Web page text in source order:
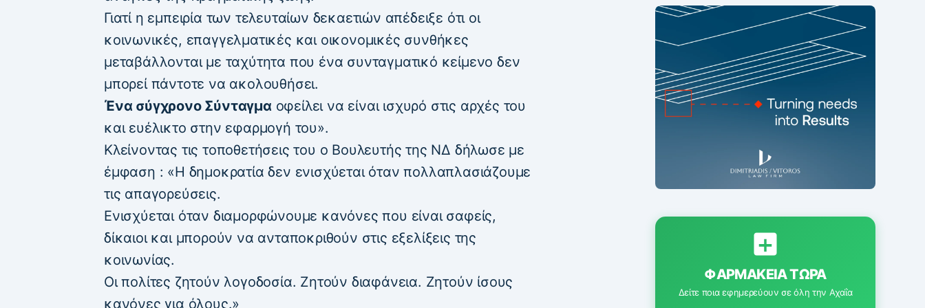
Γιατί η εμπειρία των τελευταίων δεκαετιών απέδειξε ότι οι
κοινωνικές, επαγγελματικές και οικονομικές συνθήκες
μεταβάλλονται με ταχύτητα που ένα συνταγματικό κείμενο δεν
μπορεί πάντοτε να ακολουθήσει.
Ένα σύγχρονο Σύνταγμα οφείλει να είναι ισχυρό στις αρχές του
και ευέλικτο στην εφαρμογή του».
Κλείνοντας τις τοποθετήσεις του ο Βουλευτής της ΝΔ δήλωσε με
έμφαση : «Η δημοκρατία δεν ενισχύεται όταν πολλαπλασιάζουμε
τις απαγορεύσεις.
Ενισχύεται όταν διαμορφώνουμε κανόνες που είναι σαφείς,
δίκαιοι και μπορούν να ανταποκριθούν στις εξελίξεις της
κοινωνίας.
Οι πολίτες ζητούν λογοδοσία. Ζητούν διαφάνεια. Ζητούν ίσους
κανόνες για όλους.»
ΦΑΡΜΑΚΕΊΑ ΤΏΡΑ
Δείτε ποια εφημερεύουν σε όλη την Αχαΐα